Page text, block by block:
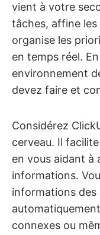
vient à votre
tâches, affine
organise les
en temps réel.
environnement
devez faire et
Considérez
cerveau. Il
en vous aidant à
informations.
informations des
connexes ou